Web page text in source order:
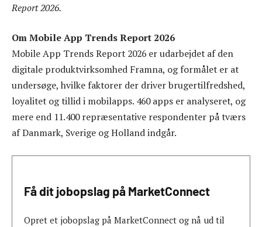
Report 2026.
Om Mobile App Trends Report 2026
Mobile App Trends Report 2026 er udarbejdet af den
digitale produktvirksomhed Framna, og formålet er at
undersøge, hvilke faktorer der driver brugertilfredshed,
loyalitet og tillid i mobilapps. 460 apps er analyseret, og
mere end 11.400 repræsentative respondenter på tværs
af Danmark, Sverige og Holland indgår.
Få dit jobopslag på MarketConnect
Opret et jobopslag på MarketConnect og nå ud til